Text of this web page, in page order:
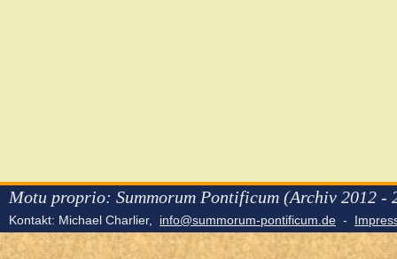
Motu proprio: Summorum Pontificum (Archiv 2012 -
Kontakt: Michael Charlier, info@summorum-pontificum.de -